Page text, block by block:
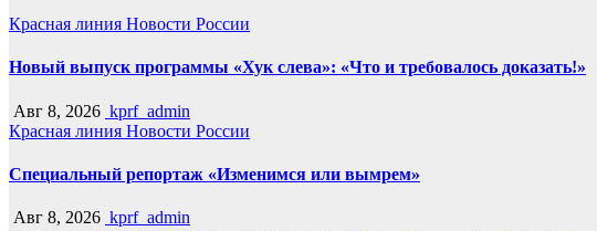
Красная линия Новости России
Новый выпуск программы «Хук слева»: «Что и требовалось доказать!»
Авг 8, 2026 kprf_admin
Красная линия Новости России
Специальный репортаж «Изменимся или вымрем»
Авг 8, 2026 kprf_admin